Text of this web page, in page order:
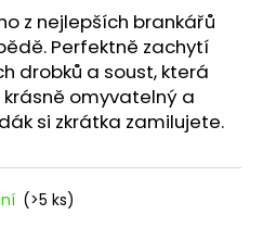
z nejlepších brankářů
Perfektně zachytí
drobků a soust, která
omyvatelný a
si zkrátka zamilujete.
(>5 ks)